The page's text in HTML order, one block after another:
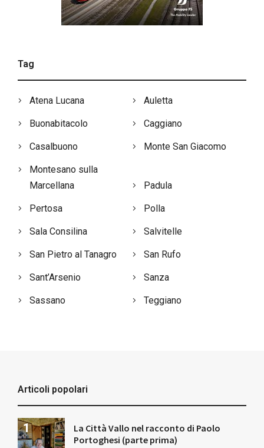
Tag
Atena Lucana Auletta
Buonabitacolo Caggiano
Casalbuono Monte San Giacomo
Montesano sulla
Marcellana
Padula
Pertosa Polla
Sala Consilina Salvitelle
San Pietro al Tanagro San Rufo
Sant’Arsenio Sanza
Sassano Teggiano
Articoli popolari
La Città Vallo nel racconto di Paolo
Portoghesi (parte prima)